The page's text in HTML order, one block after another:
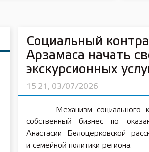
Социальный
Арзамаса начать
экскурсионных
15:21, 03/07/2026
Механизм социального
собственный бизнес по
Анастасии Белоцерковской
и семейной политики региона.